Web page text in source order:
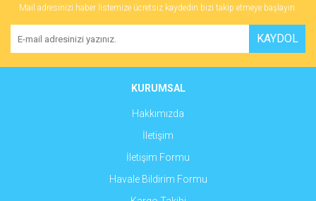
Mail adresinizi haber listemize ücretsiz kaydedin bizi takip etmeye başlayın.
KAYDOL
KURUMSAL
Hakkımızda
İletişim
İletişim Formu
Havale Bildirim Formu